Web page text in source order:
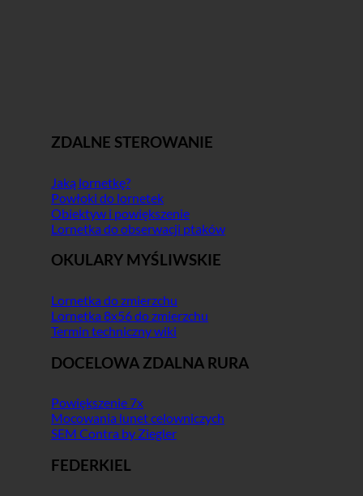
ZDALNE STEROWANIE
Jaką lornetkę?
Powłoki do lornetek
Obiektyw i powiększenie
Lornetka do obserwacji ptaków
OKULARY MYŚLIWSKIE
Lornetka do zmierzchu
Lornetka 8x56 do zmierzchu
Termin techniczny wiki
DOCELOWA ZDALNA RURA
Powiększenie 7x
Mocowania lunet celowniczych
SEM Contra by Ziegler
FEDERKIEL